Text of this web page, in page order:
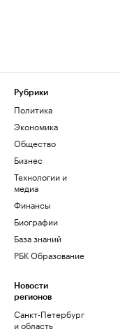
Рубрики
Политика
Экономика
Общество
Бизнес
Технологии и
медиа
Финансы
Биографии
База знаний
РБК Образование
Новости
регионов
Санкт-Петербург
и область